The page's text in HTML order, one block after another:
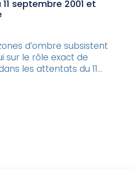
septembre 2001 et
d’ombre subsistent
sur le rôle exact de
les attentats du 11...